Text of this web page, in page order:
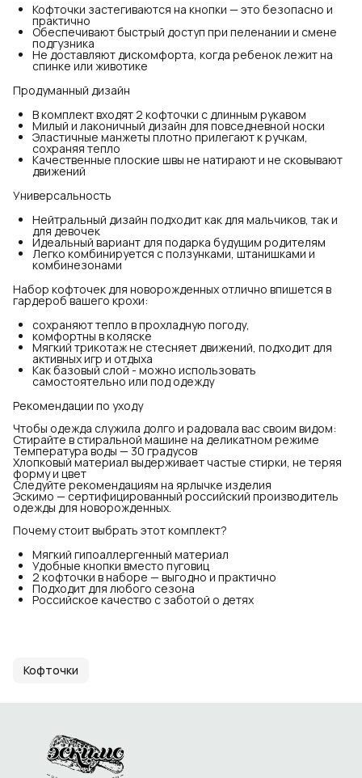
Кофточки застегиваются на кнопки — это безопасно и
практично
Обеспечивают быстрый доступ при пеленании и смене
подгузника
Не доставляют дискомфорта, когда ребенок лежит на
спинке или животике
Продуманный дизайн
В комплект входят 2 кофточки с длинным рукавом
Милый и лаконичный дизайн для повседневной носки
Эластичные манжеты плотно прилегают к ручкам,
сохраняя тепло
Качественные плоские швы не натирают и не сковывают
движений
Универсальность
Нейтральный дизайн подходит как для мальчиков, так и
для девочек
Идеальный вариант для подарка будущим родителям
Легко комбинируется с ползунками, штанишками и
комбинезонами
Набор кофточек для новорожденных отлично впишется в
гардероб вашего крохи:
сохраняют тепло в прохладную погоду,
комфортны в коляске
Мягкий трикотаж не стесняет движений, подходит для
активных игр и отдыха
Как базовый слой - можно использовать
самостоятельно или под одежду
Рекомендации по уходу
Чтобы одежда служила долго и радовала вас своим видом:
Стирайте в стиральной машине на деликатном режиме
Температура воды — 30 градусов
Хлопковый материал выдерживает частые стирки, не теряя
форму и цвет
Следуйте рекомендациям на ярлычке изделия
Эскимо — сертифицированный российский производитель
одежды для новорожденных.
Почему стоит выбрать этот комплект?
Мягкий гипоаллергенный материал
Удобные кнопки вместо пуговиц
2 кофточки в наборе — выгодно и практично
Подходит для любого сезона
Российское качество с заботой о детях
Кофточки